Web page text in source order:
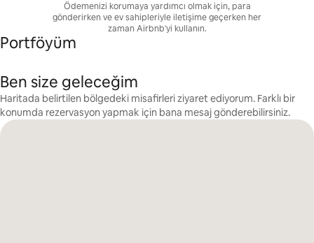
Ödemenizi korumaya yardımcı olmak için, para
gönderirken ve ev sahipleriyle iletişime geçerken her
zaman Airbnb'yi kullanın.
Portföyüm
Ben size geleceğim
Haritada belirtilen bölgedeki misafirleri ziyaret ediyorum. Farklı bir
konumda rezervasyon yapmak için bana mesaj gönderebilirsiniz.